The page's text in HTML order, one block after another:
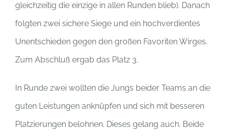
gleichzeitig die einzige in allen Runden blieb). Danach
folgten zwei sichere Siege und ein hochverdientes
Unentschieden gegen den großen Favoriten Wirges.
Zum Abschluß ergab das Platz 3.
In Runde zwei wollten die Jungs beider Teams an die
guten Leistungen anknüpfen und sich mit besseren
Platzierungen belohnen. Dieses gelang auch. Beide